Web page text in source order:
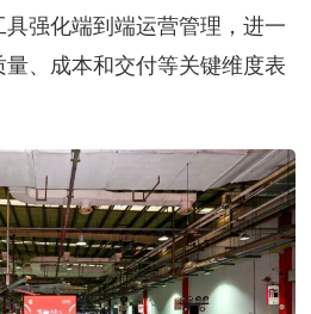
强化端到端运营管理，进一
、成本和交付等关键维度表